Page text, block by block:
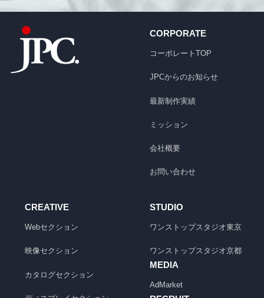
CORPORATE
コーポレートTOP
JPCからのお知らせ
最新制作実績
ミッション
会社概要
お問い合わせ
CREATIVE
Webセクション
映像セクション
カタログセクション
STUDIO
ワンストップスタジオ東京
ワンストップスタジオ京都
MEDIA
AdMarket